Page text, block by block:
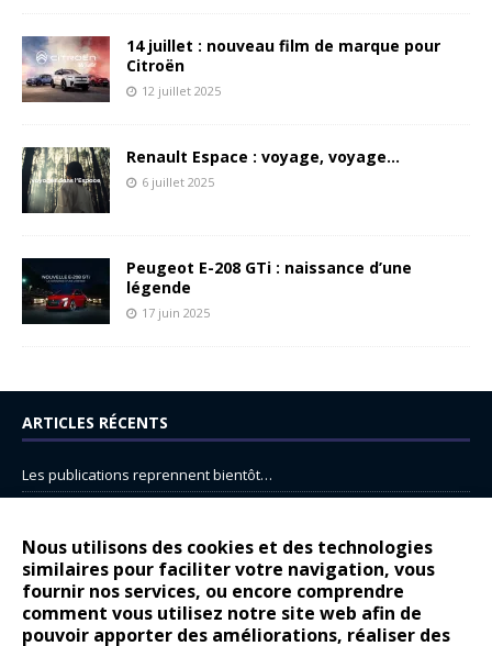
Nous utilisons des cookies et des technologies
similaires pour faciliter votre navigation, vous
fournir nos services, ou encore comprendre
comment vous utilisez notre site web afin de
pouvoir apporter des améliorations, réaliser des
14 juillet : nouveau film de marque pour
Citroën
12 juillet 2025
Renault Espace : voyage, voyage…
6 juillet 2025
Peugeot E-208 GTi : naissance d’une
légende
17 juin 2025
ARTICLES RÉCENTS
Les publications reprennent bientôt…
14 juillet : nouveau film de marque pour Citroën
Renault Espace : voyage, voyage…
Peugeot E-208 GTi : naissance d’une légende